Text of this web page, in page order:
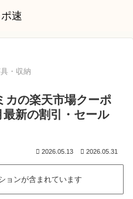
・収納
カの楽天市場クーポ
新の割引・セール
2026.05.13 2026.05.31
ョンが含まれています